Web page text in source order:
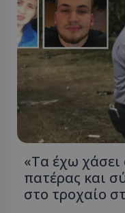
«Τα έχω χάσει
πατέρας και
στο τροχαίο